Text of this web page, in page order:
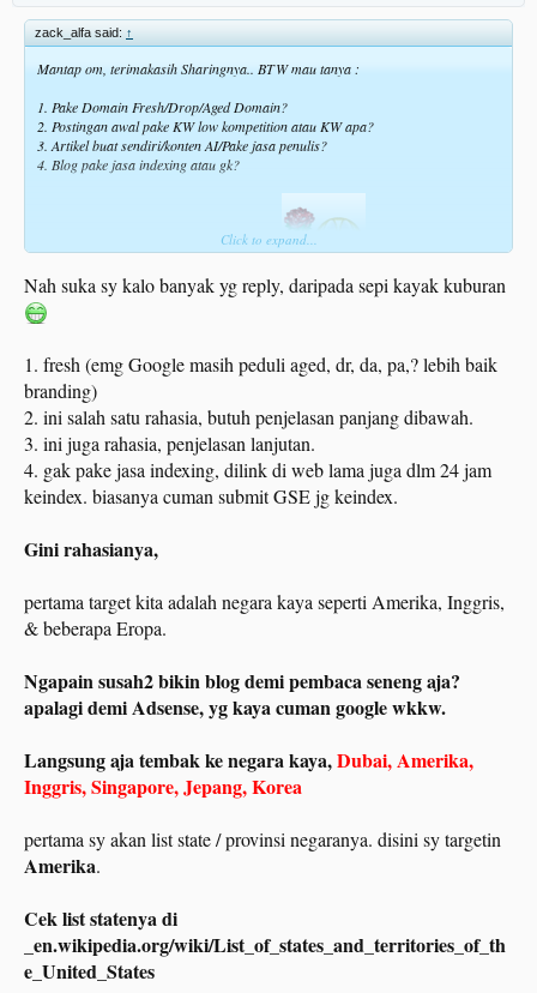
** Keuntungan dari Guest Post: $ 800-an usd / bulan.
** gak pasang Adsense, cuman adsterra 1 banner di sidebar.
** dibuat bulan feb 2024.
** theme premium, mewah, pake lisensi yg sebelumnya udh punya.
** gak pake link building
Sampai per-hari ini, dapet email minta guest post sekitar 5-10 an email.
zack_alfa said: ↑
Mantap om, terimakasih Sharingnya.. BTW mau tanya :
1. Pake Domain Fresh/Drop/Aged Domain?
2. Postingan awal pake KW low kompetition atau KW apa?
3. Artikel buat sendiri/konten AI/Pake jasa penulis?
4. Blog pake jasa indexing atau gk?
Click to expand...
Nah suka sy kalo banyak yg reply, daripada sepi kayak kuburan
1. fresh (emg Google masih peduli aged, dr, da, pa,? lebih baik
branding)
2. ini salah satu rahasia, butuh penjelasan panjang dibawah.
3. ini juga rahasia, penjelasan lanjutan.
4. gak pake jasa indexing, dilink di web lama juga dlm 24 jam
keindex. biasanya cuman submit GSE jg keindex.
Gini rahasianya,
pertama target kita adalah negara kaya seperti Amerika, Inggris,
& beberapa Eropa.
Ngapain susah2 bikin blog demi pembaca seneng aja?
apalagi demi Adsense, yg kaya cuman google wkkw.
Langsung aja tembak ke negara kaya,Dubai, Amerika,
Inggris, Singapore, Jepang, Korea
pertama sy akan list state / provinsi negaranya. disini sy targetin
Amerika.
Cek list statenya di
_en.wikipedia.org/wiki/List_of_states_and_territories_of_th
e_United_States